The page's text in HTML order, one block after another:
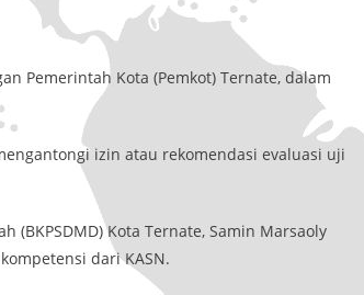
Pemerintah Kota (Pemkot) Ternate, dalam
izin atau rekomendasi evaluasi uji
(BKPSDMD) Kota Ternate, Samin Marsaoly
dari KASN.